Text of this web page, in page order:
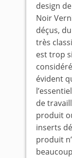
design
Noir
déçus,
très
est trop
évident
de
produit
inserts
produit